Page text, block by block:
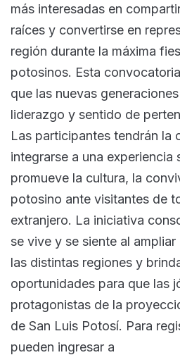
más interesadas en
raíces y convertirse en
región durante la máxima
potosinos. Esta
que las nuevas
liderazgo y sentido de
Las participantes tendrán la
integrarse a una experiencia
promueve la cultura, la
potosino ante visitantes de
extranjero. La iniciativa
se vive y se siente al
las distintas regiones y
oportunidades para que las
protagonistas de la
de San Luis Potosí. Para
pueden ingresar a